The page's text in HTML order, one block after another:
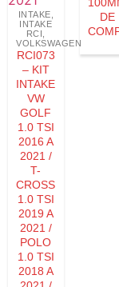
INTAKE
INTAKE
RCI
VOLKSWAGEN
RCI073
– KIT
INTAKE
VW
GOLF
1.0 TSI
2016 A
2021 /
T-
CROSS
1.0 TSI
2019 A
2021 /
POLO
1.0 TSI
2018 A
DE